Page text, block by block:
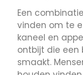
Een
vinden om te
kaneel en
ontbijt die
smaakt.